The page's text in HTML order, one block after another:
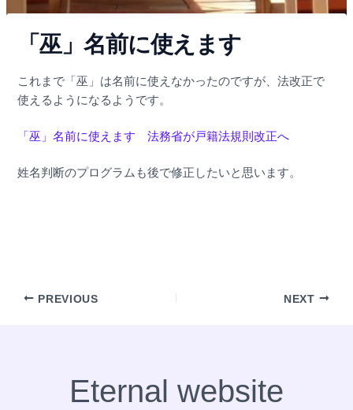
「巫」名前に使えます
これまで「巫」は名前に使えなかったのですが、法改正で
使えるようになるようです。
「巫」名前に使えます 法務省が戸籍法規則改正へ
姓名判断のプログラムも後で修正したいと思います。
PREVIOUS NEXT
Eternal website